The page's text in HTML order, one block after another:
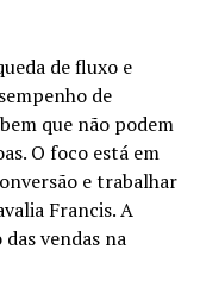
de fluxo e
de
que não podem
O foco está em
e trabalhar
Francis. A
vendas na